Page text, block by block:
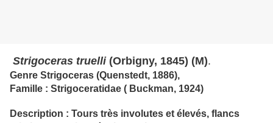
Strigoceras truelli(Orbigny, 1845) (M).
Genre Strigoceras (Quenstedt, 1886),
Famille : Strigoceratidae ( Buckman, 1924)
Description : Tours très involutes et élevés, flancs